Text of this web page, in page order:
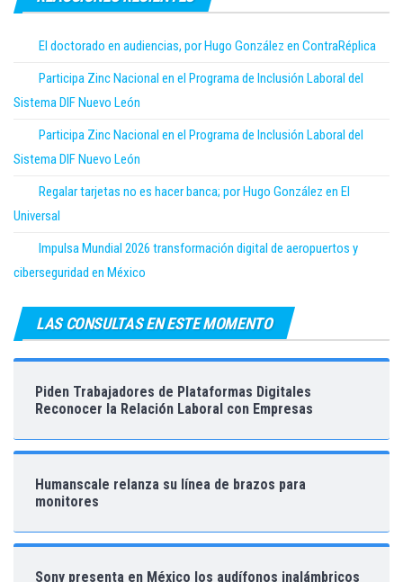
El doctorado en audiencias, por Hugo González en ContraRéplica
Participa Zinc Nacional en el Programa de Inclusión Laboral del
Sistema DIF Nuevo León
Participa Zinc Nacional en el Programa de Inclusión Laboral del
Sistema DIF Nuevo León
Regalar tarjetas no es hacer banca; por Hugo González en El
Universal
Impulsa Mundial 2026 transformación digital de aeropuertos y
ciberseguridad en México
LAS CONSULTAS EN ESTE MOMENTO
Piden Trabajadores de Plataformas Digitales
Reconocer la Relación Laboral con Empresas
Humanscale relanza su línea de brazos para
monitores
Sony presenta en México los audífonos inalámbricos